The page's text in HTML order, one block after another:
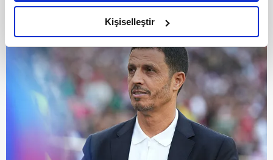
amacımızın size daha iyi bir reklam deneyimi sunmak
olduğunu ve sizlere en iyi içerikleri sunabilmek adına
elimizden gelen çabayı gösterdiğimizi ve bu noktada,
reklamların maliyetlerimizi karşılamak noktasında tek gelir
kalemimiz olduğunu sizlere hatırlatmak isteriz.
Her halükârda, kullanıcılar, bu çerezlere izin vermedikleri
takdirde, kullanıcılara hedefli reklamlar
gösterilmeyecektir."
Sizlere daha iyi bir hizmet sunabilmek için İnternet
Kişiselleştir